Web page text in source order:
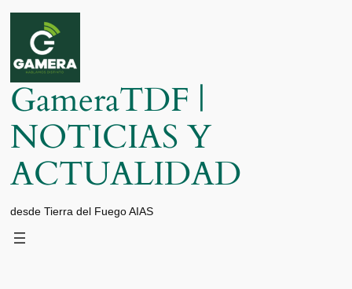
Saltar
contenido
GameraTDF |
NOTICIAS Y
ACTUALIDAD
desde Tierra del Fuego AIAS